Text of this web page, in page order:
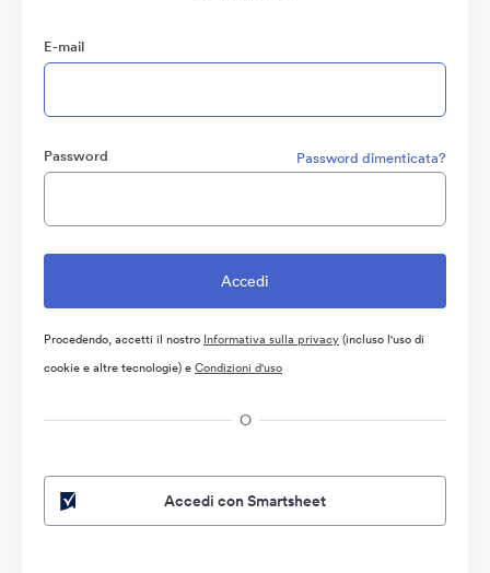
E-mail
Password Password dimenticata?
Procedendo, accetti il nostro Informativa sulla privacy(incluso l'uso di
cookie e altre tecnologie) eCondizioni d'uso
O
Accedi con Smartsheet